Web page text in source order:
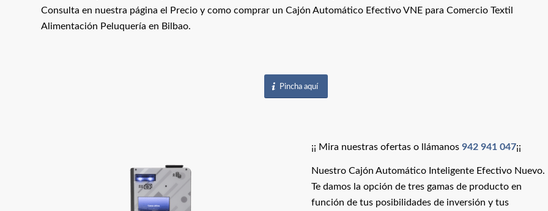
Consulta en nuestra página el Precio y como comprar un Cajón Automático Efectivo VNE para Comercio Textil
Alimentación Peluquería en Bilbao.
Pincha aquí
¡¡ Mira nuestras ofertas o llámanos 942 941 047¡¡
Nuestro Cajón Automático Inteligente Efectivo Nuevo.
Te damos la opción de tres gamas de producto en
función de tus posibilidades de inversión y tus